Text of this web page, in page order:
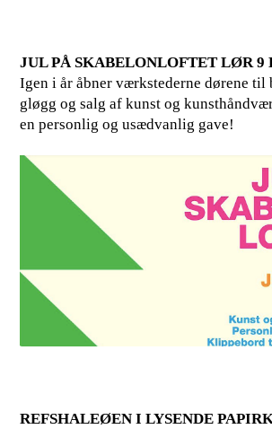
JUL PÅ SKABELONLOFTET LØR 9
Igen i år åbner værkstederne dørene til
gløgg og salg af kunst og
en personlig og usædvanlig gave!
REFSHALEØEN I LYSENDE